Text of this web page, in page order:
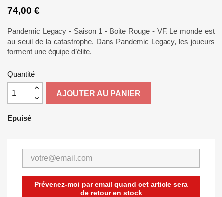
74,00 €
Pandemic Legacy - Saison 1 - Boite Rouge - VF. Le monde est
au seuil de la catastrophe. Dans Pandemic Legacy, les joueurs
forment une équipe d’élite.
Quantité
AJOUTER AU PANIER
Epuisé
Prévenez-moi par email quand cet article sera
de retour en stock